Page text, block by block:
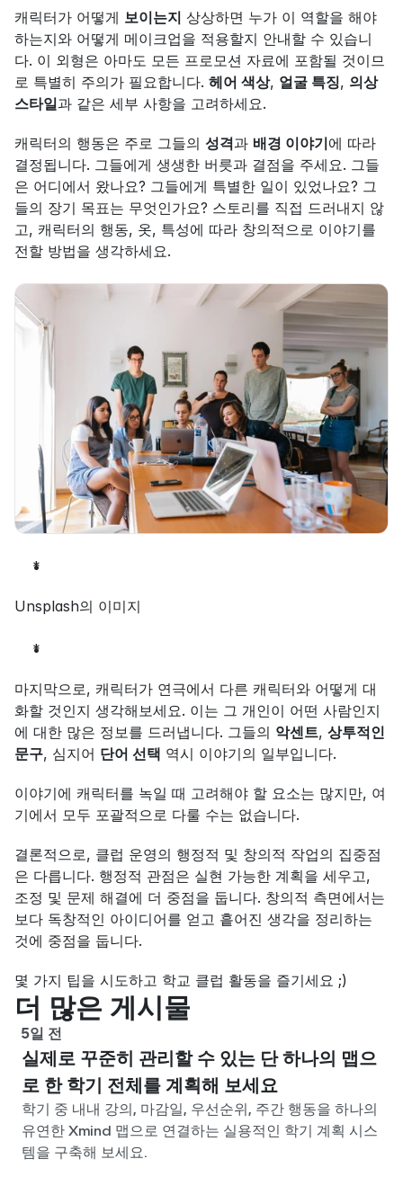
캐릭터가 어떻게 보이는지 상상하면 누가 이 역할을 해야
하는지와 어떻게 메이크업을 적용할지 안내할 수 있습니
다. 이 외형은 아마도 모든 프로모션 자료에 포함될 것이므
로 특별히 주의가 필요합니다. 헤어 색상, 얼굴 특징, 의상
스타일과 같은 세부 사항을 고려하세요.
캐릭터의 행동은 주로 그들의 성격과 배경 이야기에 따라
결정됩니다. 그들에게 생생한 버릇과 결점을 주세요. 그들
은 어디에서 왔나요? 그들에게 특별한 일이 있었나요? 그
들의 장기 목표는 무엇인가요? 스토리를 직접 드러내지 않
고, 캐릭터의 행동, 옷, 특성에 따라 창의적으로 이야기를
전할 방법을 생각하세요.
*
Unsplash의 이미지
*
마지막으로, 캐릭터가 연극에서 다른 캐릭터와 어떻게 대
화할 것인지 생각해보세요. 이는 그 개인이 어떤 사람인지
에 대한 많은 정보를 드러냅니다. 그들의 악센트, 상투적인
문구, 심지어 단어 선택 역시 이야기의 일부입니다.
이야기에 캐릭터를 녹일 때 고려해야 할 요소는 많지만, 여
기에서 모두 포괄적으로 다룰 수는 없습니다.
결론적으로, 클럽 운영의 행정적 및 창의적 작업의 집중점
은 다릅니다. 행정적 관점은 실현 가능한 계획을 세우고,
조정 및 문제 해결에 더 중점을 둡니다. 창의적 측면에서는
보다 독창적인 아이디어를 얻고 흩어진 생각을 정리하는
것에 중점을 둡니다.
몇 가지 팁을 시도하고 학교 클럽 활동을 즐기세요 ;)
더 많은 게시물
5일 전
실제로 꾸준히 관리할 수 있는 단 하나의 맵으
로 한 학기 전체를 계획해 보세요
학기 중 내내 강의, 마감일, 우선순위, 주간 행동을 하나의
유연한 Xmind 맵으로 연결하는 실용적인 학기 계획 시스
템을 구축해 보세요.